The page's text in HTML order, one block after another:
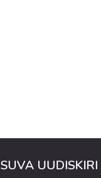
SUVA UUDISKIRI